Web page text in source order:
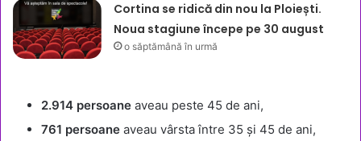
Cortina se ridică din nou la Ploiești.
Noua stagiune începe pe 30 august
o săptămână în urmă
2.914 persoane aveau peste 45 de ani,
761 persoane aveau vârsta între 35 și 45 de ani,